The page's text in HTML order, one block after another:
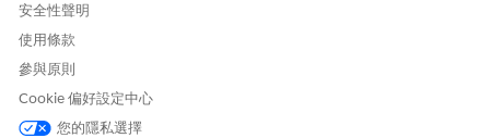
後,根據新條款為要求建立個案。
「資金轉移至專屬帳戶」子代理程式會提取與客戶相關聯的所有
財務帳戶、檢查任何帳戶限制,並提示使用者選取轉移類型。然
後,子工作人員會收集必要的詳細資料,並建立基金轉移的個案。
安全性聲明
使用條款
參與原則
Cookie 偏好設定中心
您的隱私選擇